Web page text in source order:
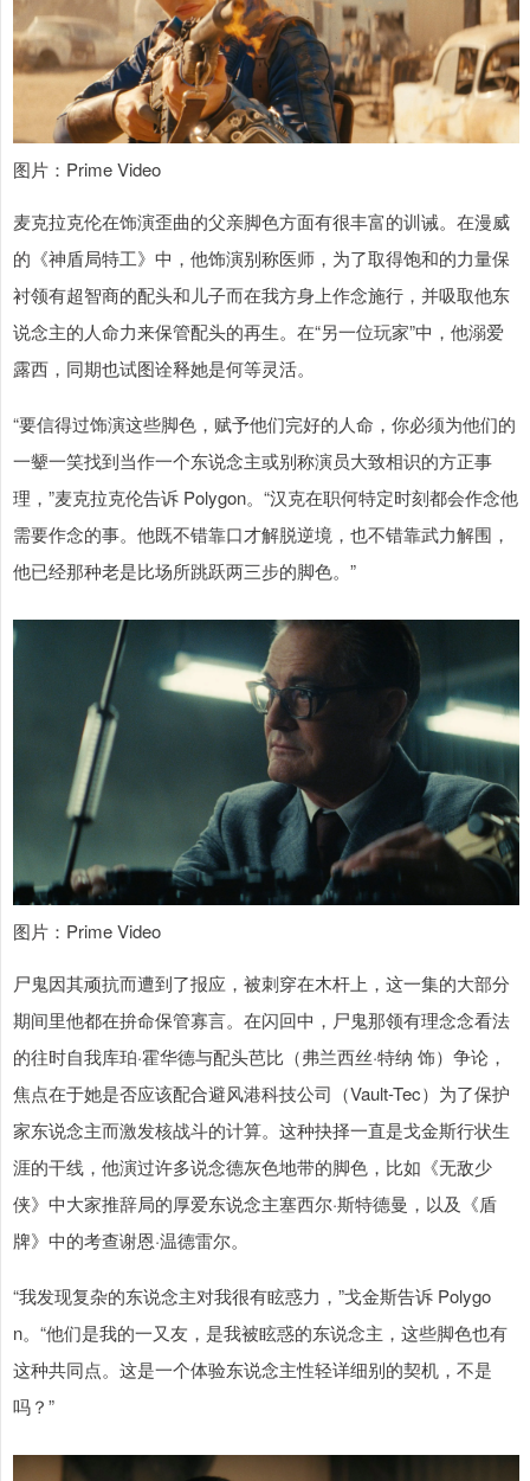
图片：Prime Video
麦克拉克伦在饰演歪曲的父亲脚色方面有很丰富的训诫。在漫威
的《神盾局特工》中，他饰演别称医师，为了取得饱和的力量保
衬领有超智商的配头和儿子而在我方身上作念施行，并吸取他东
说念主的人命力来保管配头的再生。在“另一位玩家”中，他溺爱
露西，同期也试图诠释她是何等灵活。
“要信得过饰演这些脚色，赋予他们完好的人命，你必须为他们的
一颦一笑找到当作一个东说念主或别称演员大致相识的方正事
理，”麦克拉克伦告诉 Polygon。“汉克在职何特定时刻都会作念他
需要作念的事。他既不错靠口才解脱逆境，也不错靠武力解围，
他已经那种老是比场所跳跃两三步的脚色。”
图片：Prime Video
尸鬼因其顽抗而遭到了报应，被刺穿在木杆上，这一集的大部分
期间里他都在拚命保管寡言。在闪回中，尸鬼那领有理念念看法
的往时自我库珀·霍华德与配头芭比（弗兰西丝·特纳 饰）争论，
焦点在于她是否应该配合避风港科技公司（Vault-Tec）为了保护
家东说念主而激发核战斗的计算。这种抉择一直是戈金斯行状生
涯的干线，他演过许多说念德灰色地带的脚色，比如《无敌少
侠》中大家推辞局的厚爱东说念主塞西尔·斯特德曼，以及《盾
牌》中的考查谢恩·温德雷尔。
“我发现复杂的东说念主对我很有眩惑力，”戈金斯告诉 Polygo
n。“他们是我的一又友，是我被眩惑的东说念主，这些脚色也有
这种共同点。这是一个体验东说念主性轻详细别的契机，不是
吗？”